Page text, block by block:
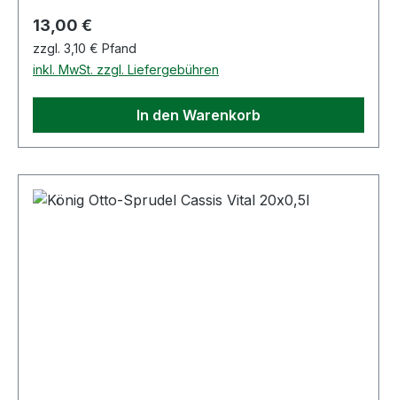
Regulärer Preis:
13,00 €
zzgl. 3,10 € Pfand
inkl. MwSt. zzgl. Liefergebühren
In den Warenkorb